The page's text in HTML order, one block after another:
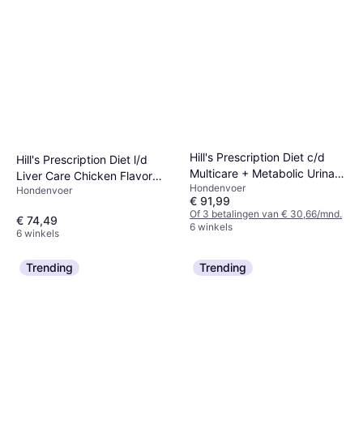
Hill's Prescription Diet l/d
Liver Care Chicken Flavor
Dry Dog Food
Hondenvoer
€ 74,49
6 winkels
Hill's Prescription Diet c/d
Multicare + Metabolic Urinary
and Weight Care
Hondenvoer
€ 91,99
Of 3 betalingen van € 30,66/mnd.
6 winkels
Trending Trending